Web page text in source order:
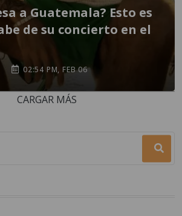
a Guatemala? Esto es
de su concierto en el
02:54 PM, FEB 06
CARGAR MÁS